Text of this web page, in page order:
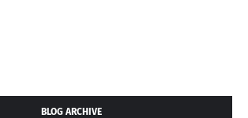
BLOG ARCHIVE